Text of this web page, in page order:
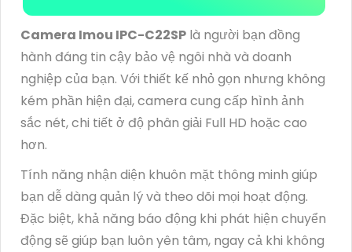
Camera Imou IPC-C22SP là người bạn đồng
hành đáng tin cậy bảo vệ ngôi nhà và doanh
nghiệp của bạn. Với thiết kế nhỏ gọn nhưng không
kém phần hiện đại, camera cung cấp hình ảnh
sắc nét, chi tiết ở độ phân giải Full HD hoặc cao
hơn.
Tính năng nhận diện khuôn mặt thông minh giúp
bạn dễ dàng quản lý và theo dõi mọi hoạt động.
Đặc biệt, khả năng báo động khi phát hiện chuyển
động sẽ giúp bạn luôn yên tâm, ngay cả khi không